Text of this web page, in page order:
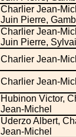
Charlier Jean-
Juin Pierre,
Charlier Jean-
Juin Pierre,
Charlier Jean-
Charlier Jean-
Hubinon Victor,
Jean-Michel
Uderzo Albert,
Jean-Michel